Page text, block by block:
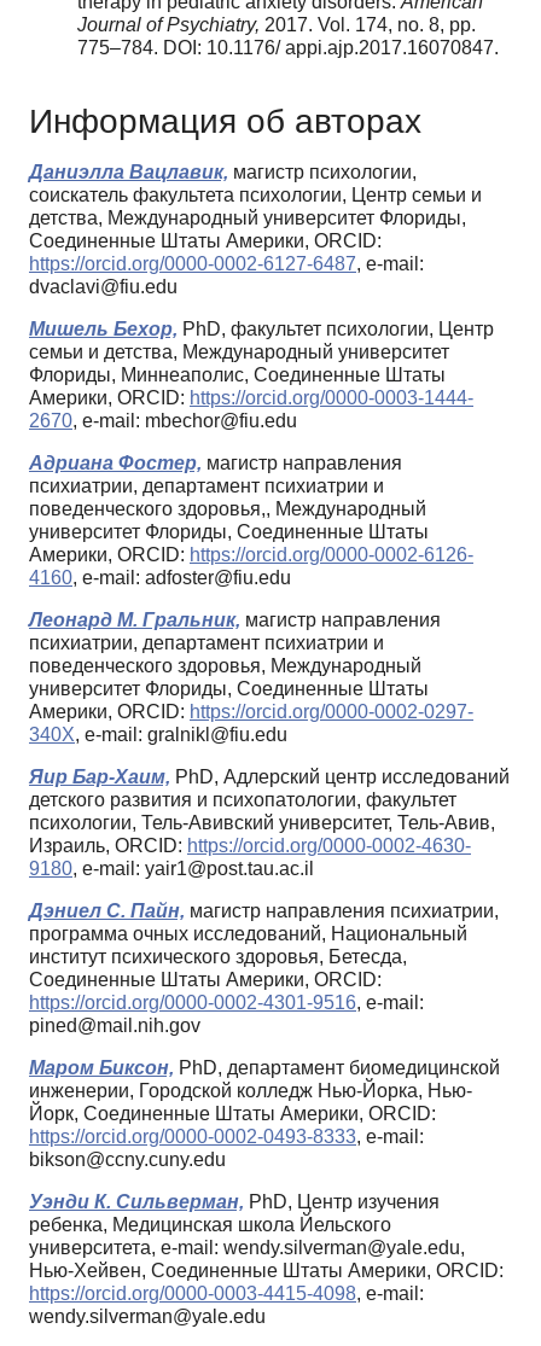
Journal of Psychiatry, 2017. Vol. 174, no. 8, pp.
775–784. DOI: 10.1176/ appi.ajp.2017.16070847.
Информация об авторах
Даниэлла Вацлавик, магистр психологии,
соискатель факультета психологии, Центр семьи и
детства, Международный университет Флориды,
Соединенные Штаты Америки, ORCID:
https://orcid.org/0000-0002-6127-6487, e-mail:
dvaclavi@fiu.edu
Мишель Бехор, PhD, факультет психологии, Центр
семьи и детства, Международный университет
Флориды, Миннеаполис, Соединенные Штаты
Америки, ORCID: https://orcid.org/0000-0003-1444-
2670, e-mail: mbechor@fiu.edu
Адриана Фостер, магистр направления
психиатрии, департамент психиатрии и
поведенческого здоровья,, Международный
университет Флориды, Соединенные Штаты
Америки, ORCID: https://orcid.org/0000-0002-6126-
4160, e-mail: adfoster@fiu.edu
Леонард М. Гральник, магистр направления
психиатрии, департамент психиатрии и
поведенческого здоровья, Международный
университет Флориды, Соединенные Штаты
Америки, ORCID: https://orcid.org/0000-0002-0297-
340X, e-mail: gralnikl@fiu.edu
Яир Бар-Хаим, PhD, Адлерский центр исследований
детского развития и психопатологии, факультет
психологии, Тель-Авивский университет, Тель-Авив,
Израиль, ORCID: https://orcid.org/0000-0002-4630-
9180, e-mail: yair1@post.tau.ac.il
Дэниел С. Пайн, магистр направления психиатрии,
программа очных исследований, Национальный
институт психического здоровья, Бетесда,
Соединенные Штаты Америки, ORCID:
https://orcid.org/0000-0002-4301-9516, e-mail:
pined@mail.nih.gov
Маром Биксон, PhD, департамент биомедицинской
инженерии, Городской колледж Нью-Йорка, Нью-
Йорк, Соединенные Штаты Америки, ORCID:
https://orcid.org/0000-0002-0493-8333, e-mail:
bikson@ccny.cuny.edu
Уэнди К. Сильверман, PhD, Центр изучения
ребенка, Медицинская школа Йельского
университета, e-mail: wendy.silverman@yale.edu,
Нью-Хейвен, Соединенные Штаты Америки, ORCID:
https://orcid.org/0000-0003-4415-4098, e-mail:
wendy.silverman@yale.edu